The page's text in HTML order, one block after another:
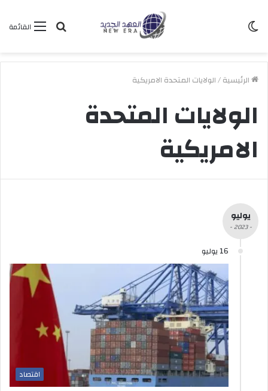
القائمة بحث
الرئيسية/الولايات المتحدة الامريكية
الولايات المتحدة
الامريكية
يوليو
- 2023 -
16 يوليو
اقتصاد